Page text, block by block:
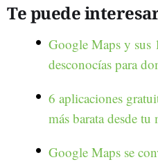
Te puede
Google Maps y sus
desconocías para
6 aplicaciones
más barata desde
Google Maps se